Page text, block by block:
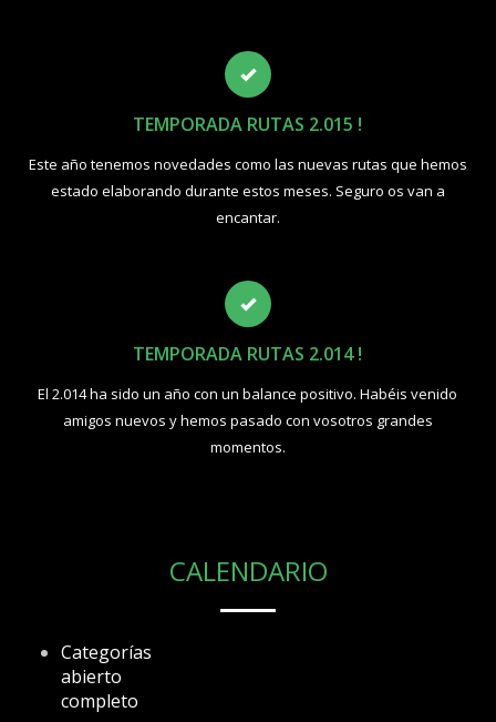
TEMPORADA RUTAS 2.015 !
Este año tenemos novedades como las nuevas rutas que hemos
estado elaborando durante estos meses. Seguro os van a
encantar.
TEMPORADA RUTAS 2.014 !
El 2.014 ha sido un año con un balance positivo. Habéis venido
amigos nuevos y hemos pasado con vosotros grandes
momentos.
CALENDARIO
Categorías
abierto
completo